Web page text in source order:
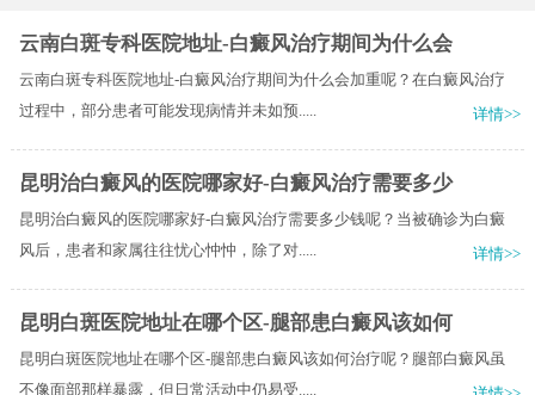
云南白斑专科医院地址-白癜风治疗期间为什么会
云南白斑专科医院地址-白癜风治疗期间为什么会加重呢？在白癜风治疗
过程中，部分患者可能发现病情并未如预.....
详情>>
昆明治白癜风的医院哪家好-白癜风治疗需要多少
昆明治白癜风的医院哪家好-白癜风治疗需要多少钱呢？当被确诊为白癜
风后，患者和家属往往忧心忡忡，除了对.....
详情>>
昆明白斑医院地址在哪个区-腿部患白癜风该如何
昆明白斑医院地址在哪个区-腿部患白癜风该如何治疗呢？腿部白癜风虽
不像面部那样暴露，但日常活动中仍易受.....